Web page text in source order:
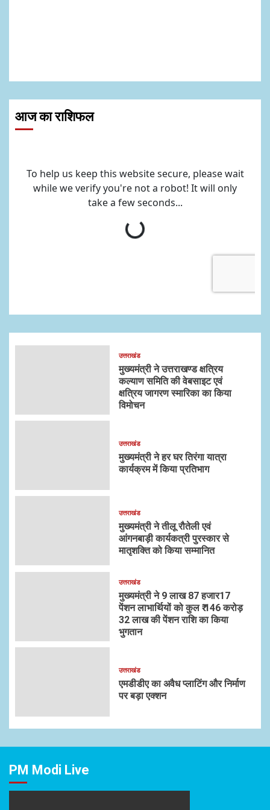
आज का राशिफल
उत्तराखंड
मुख्यमंत्री ने उत्तराखण्ड क्षत्रिय
कल्याण समिति की वेबसाइट एवं
क्षत्रिय जागरण स्मारिका का किया
विमोचन
उत्तराखंड
मुख्यमंत्री ने हर घर तिरंगा यात्रा
कार्यक्रम में किया प्रतिभाग
उत्तराखंड
मुख्यमंत्री ने तीलू रौतेली एवं
आंगनबाड़ी कार्यकत्री पुरस्कार से
मातृशक्ति को किया सम्मानित
उत्तराखंड
मुख्यमंत्री ने 9 लाख 87 हजार17
पेंशन लाभार्थियों को कुल ₹ 146 करोड़
32 लाख की पेंशन राशि का किया
भुगतान
उत्तराखंड
एमडीडीए का अवैध प्लाटिंग और निर्माण
पर बड़ा एक्शन
PM Modi Live